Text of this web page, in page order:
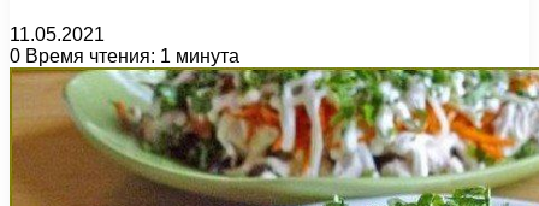
11.05.2021
0 Время чтения: 1 минута